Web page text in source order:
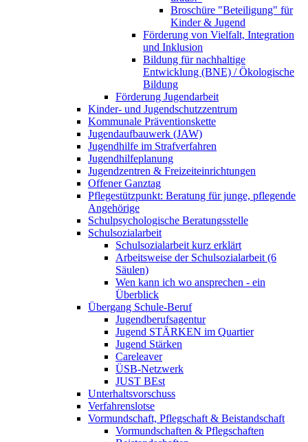
Broschüre "Beteiligung" für
Kinder & Jugend
Förderung von Vielfalt, Integration
und Inklusion
Bildung für nachhaltige
Entwicklung (BNE) / Ökologische
Bildung
Förderung Jugendarbeit
Kinder- und Jugendschutzzentrum
Kommunale Präventionskette
Jugendaufbauwerk (JAW)
Jugendhilfe im Strafverfahren
Jugendhilfeplanung
Jugendzentren & Freizeiteinrichtungen
Offener Ganztag
Pflegestützpunkt: Beratung für junge, pflegende
Angehörige
Schulpsychologische Beratungsstelle
Schulsozialarbeit
Schulsozialarbeit kurz erklärt
Arbeitsweise der Schulsozialarbeit (6
Säulen)
Wen kann ich wo ansprechen - ein
Überblick
Übergang Schule-Beruf
Jugendberufsagentur
Jugend STÄRKEN im Quartier
Jugend Stärken
Careleaver
ÜSB-Netzwerk
JUST BEst
Unterhaltsvorschuss
Verfahrenslotse
Vormundschaft, Pflegschaft & Beistandschaft
Vormundschaften & Pflegschaften